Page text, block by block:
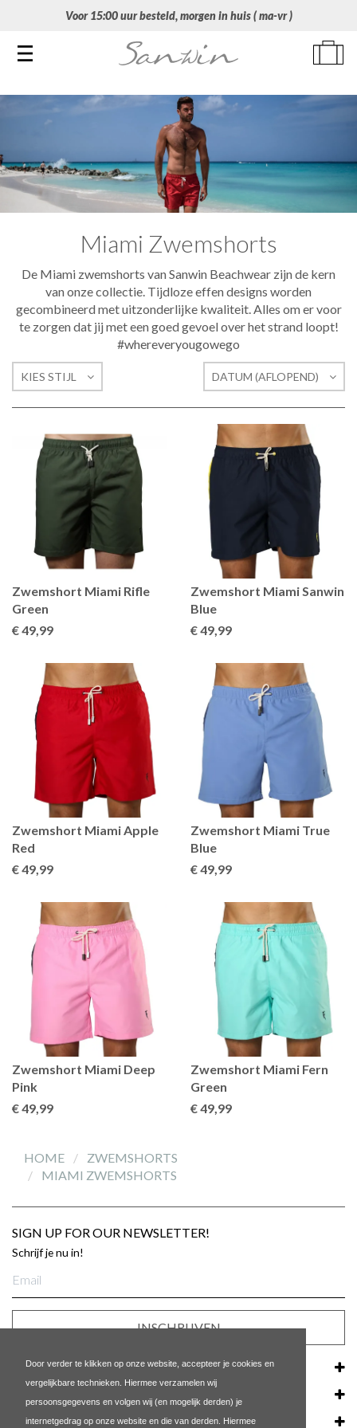
Door verder te klikken op onze website, accepteer je cookies en
vergelijkbare technieken. Hiermee verzamelen wij
persoonsgegevens en volgen wij (en mogelijk derden) je
internetgedrag op onze website en die van derden. Hiermee
Voor 15:00 uur besteld, morgen in huis ( ma-vr )
Toggle navigation
Miami Zwemshorts
De Miami zwemshorts van Sanwin Beachwear zijn de kern
van onze collectie. Tijdloze effen designs worden
gecombineerd met uitzonderlijke kwaliteit. Alles om er voor
te zorgen dat jij met een goed gevoel over het strand loopt!
#whereveryougowego
KIES STIJL DATUM (AFLOPEND)
Zwemshort Miami Rifle
Green
€ 49,99
Zwemshort Miami Sanwin
Blue
€ 49,99
Zwemshort Miami Apple
Red
€ 49,99
Zwemshort Miami True
Blue
€ 49,99
Zwemshort Miami Deep
Pink
€ 49,99
Zwemshort Miami Fern
Green
€ 49,99
HOME
ZWEMSHORTS
MIAMI ZWEMSHORTS
SIGN UP FOR OUR NEWSLETTER!
Schrijf je nu in!
mailadres
INSCHRIJVEN
KLANTENSERVICE
ONS BEDRIJF
POPULAIRE LINKS